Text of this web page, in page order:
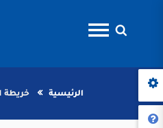
الرئيسية خريطة